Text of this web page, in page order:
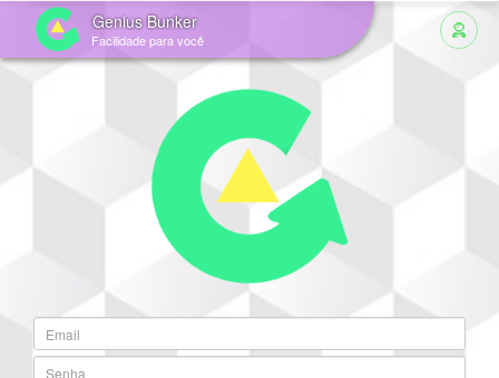
Genius Bunker
Facilidade para você